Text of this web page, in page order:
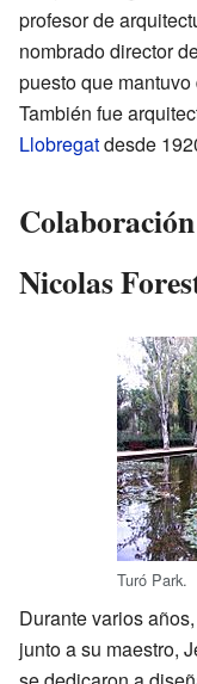
profesor de
nombrado director
puesto que
También fue
Llobregatdesde
Nicolas
Turó Park.
Durante varios
junto a su maestro,